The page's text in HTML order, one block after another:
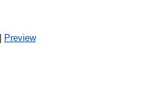
Preview